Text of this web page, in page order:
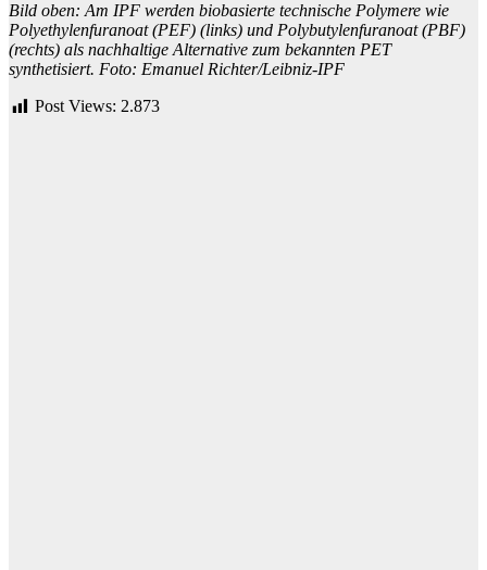
Bild oben: Am IPF werden biobasierte technische Polymere wie
Polyethylenfuranoat (PEF) (links) und Polybutylenfuranoat (PBF)
(rechts) als nachhaltige Alternative zum bekannten PET
synthetisiert. Foto: Emanuel Richter/Leibniz-IPF
Post Views: 2.873